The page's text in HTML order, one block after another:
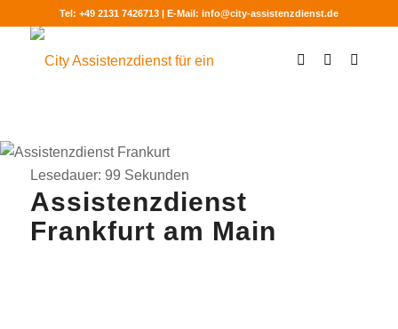
Tel: +49 2131 7426713 | E-Mail: info@city-assistenzdienst.de
Lesedauer: 99 Sekunden
Assistenzdienst
Frankfurt am Main